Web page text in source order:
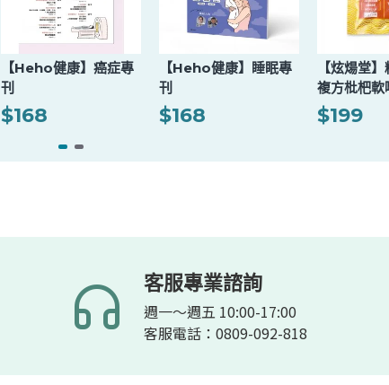
【Heho健康】癌症專
刊
$168
【Heho健康】睡眠專
刊
$168
【炫煬堂
複方枇杷軟
包)
$199
客服專業諮詢
週一～週五 10:00-17:00
客服電話：0809-092-818